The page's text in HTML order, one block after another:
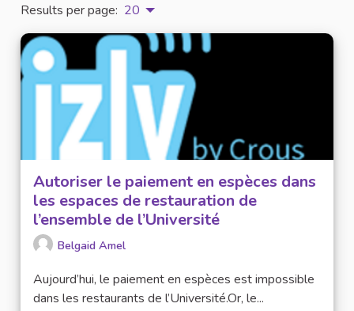
Results per page: 20
Autoriser le paiement en espèces dans
les espaces de restauration de
l’ensemble de l’Université
Belgaid Amel
Aujourd’hui, le paiement en espèces est impossible
dans les restaurants de l’Université.Or, le...